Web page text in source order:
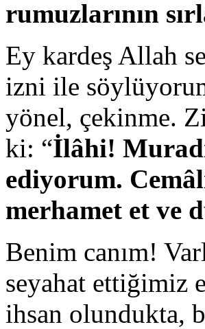
rumuzlarının
Ey kardeş Allah
izni ile
yönel, çekinme.
ki: “İlâhi!
ediyorum.
merhamet et ve
Benim canım!
seyahat ettiğimiz
ihsan olundukta,